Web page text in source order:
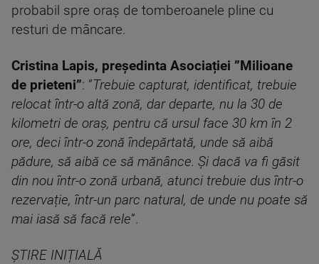
probabil spre oraș de tomberoanele pline cu
resturi de mâncare.
Cristina Lapis, președinta Asociației ”Milioane
de prieteni”: ”Trebuie capturat, identificat, trebuie
relocat într-o altă zonă, dar departe, nu la 30 de
kilometri de oraș, pentru că ursul face 30 km în 2
ore, deci într-o zonă îndepărtată, unde să aibă
pădure, să aibă ce să mănânce. Și dacă va fi găsit
din nou într-o zonă urbană, atunci trebuie dus într-o
rezervație, într-un parc natural, de unde nu poate să
mai iasă să facă rele”.
ȘTIRE INIȚIALĂ